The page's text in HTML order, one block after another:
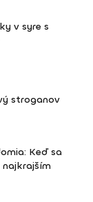
v syre s
stroganov
Keď sa